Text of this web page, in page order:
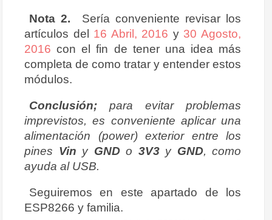
Nota 2. Sería conveniente revisar los
artículos del 16 Abril, 2016 y 30 Agosto,
2016 con el fin de tener una idea más
completa de como tratar y entender estos
módulos.
Conclusión;
para evitar problemas
imprevistos, es conveniente aplicar una
alimentación (power) exterior entre los
pines Vin y GNDo 3V3y GND, como
ayuda al USB.
Seguiremos en este apartado de los
ESP8266 y familia.